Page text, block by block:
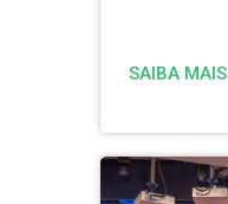
SAIBA MAIS